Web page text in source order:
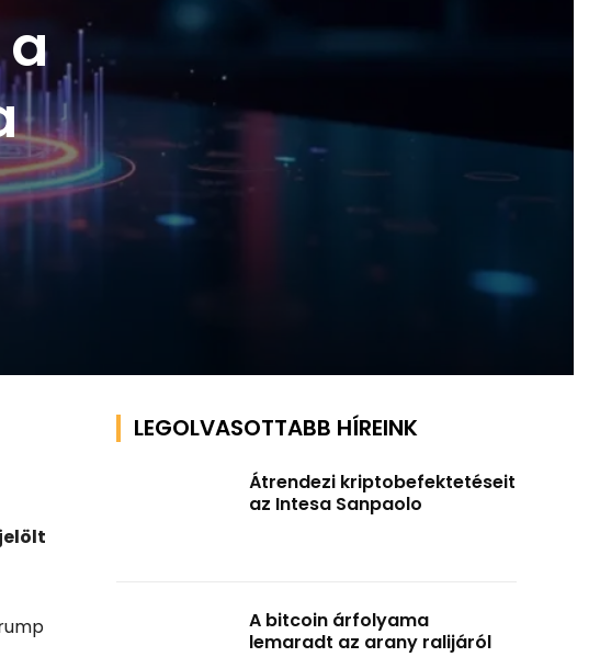
LEGOLVASOTTABB HÍREINK
Átrendezi kriptobefektetéseit
az Intesa Sanpaolo
A bitcoin árfolyama
lemaradt az arany ralijáról